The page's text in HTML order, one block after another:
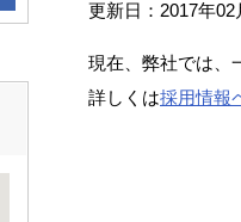
更新日：2017年02
現在、弊社では、
詳しくは採用情報